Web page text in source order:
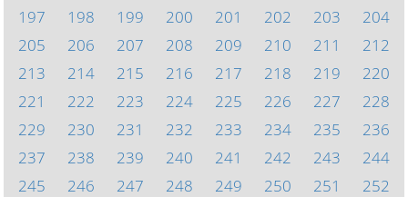
197
198 199 200 201 202 203
204
205
206 207 208 209 210 211
212
213
214 215 216 217 218 219
220
221
222 223 224 225 226 227
228
229
230 231 232 233 234 235
236
237
238 239 240 241 242 243
244
245
246 247 248 249 250 251
252